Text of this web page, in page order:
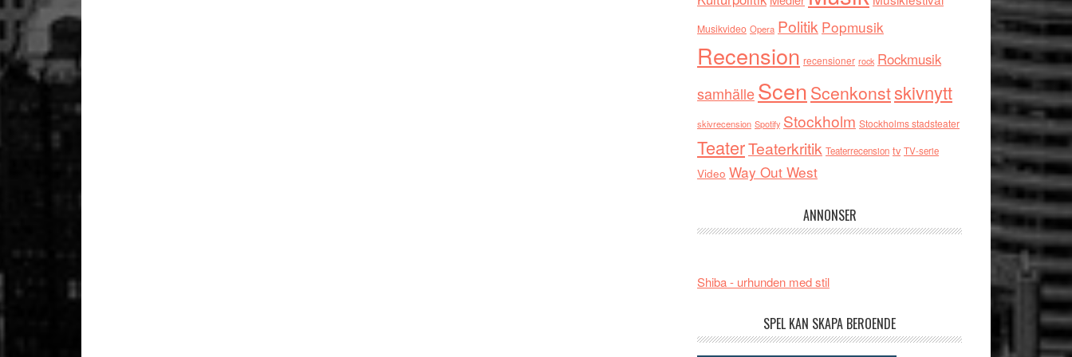
Musikvideo Opera Politik Popmusik
Recension recensioner rock Rockmusik
samhälleScen Scenkonstskivnytt
skivrecension Spotify Stockholm Stockholms stadsteater
TeaterTeaterkritik Teaterrecension tv TV-serie
Video Way Out West
ANNONSER
Shiba - urhunden med stil
SPEL KAN SKAPA BEROENDE